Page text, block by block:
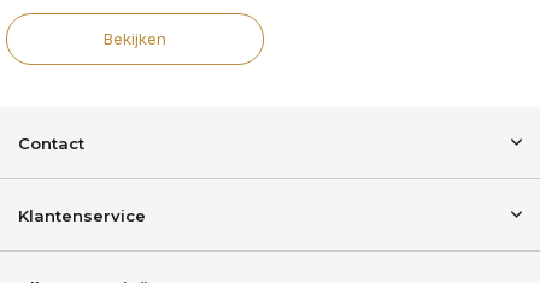
Bekijken
Contact
Klantenservice